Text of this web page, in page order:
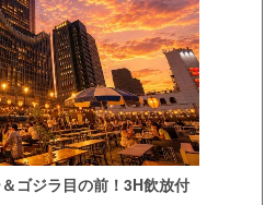
ゴジラ目の前！3H飲放付